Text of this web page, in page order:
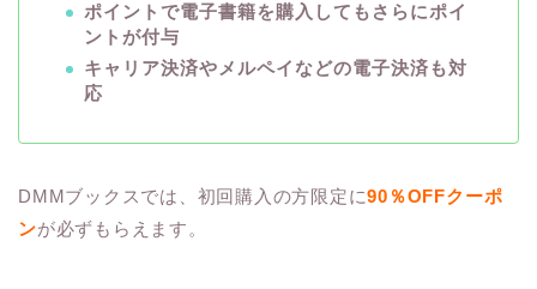
ポイントで電子書籍を購入してもさらにポイ
ントが付与
キャリア決済やメルペイなどの電子決済も対
応
DMMブックスでは、初回購入の方限定に90％OFFクーポ
ンが必ずもらえます。